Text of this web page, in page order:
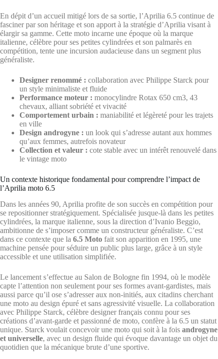
En dépit d’un accueil mitigé lors de sa sortie, l’Aprilia 6.5 continue de
fasciner par son héritage et son apport à la stratégie d’Aprilia visant à
élargir sa gamme. Cette moto incarne une époque où la marque
italienne, célèbre pour ses petites cylindrées et son palmarès en
compétition, tente une incursion audacieuse dans un segment plus
généraliste.
Designer renommé : collaboration avec Philippe Starck pour
un style minimaliste et fluide
Performance moteur : monocylindre Rotax 650 cm3, 43
chevaux, alliant sobriété et vivacité
Comportement urbain : maniabilité et légèreté pour les trajets
en ville
Design androgyne : un look qui s’adresse autant aux hommes
qu’aux femmes, autrefois novateur
Collection et valeur : cote stable avec un intérêt renouvelé dans
le vintage moto
Un contexte historique fondamental pour comprendre l’impact de
l’Aprilia moto 6.5
Dans les années 90, Aprilia profite de son succès en compétition pour
se repositionner stratégiquement. Spécialisée jusque-là dans les petites
cylindrées, la marque italienne, sous la direction d’Ivanio Beggio,
ambitionne de s’imposer comme un constructeur généraliste. C’est
dans ce contexte que la 6.5 Moto fait son apparition en 1995, une
machine pensée pour séduire un public plus large, grâce à un style
accessible et une utilisation simplifiée.
Le lancement s’effectue au Salon de Bologne fin 1994, où le modèle
capte l’attention non seulement pour ses formes avant-gardistes, mais
aussi parce qu’il ose s’adresser aux non-initiés, aux citadins cherchant
une moto au design épuré et sans agressivité visuelle. La collaboration
avec Philippe Starck, célèbre designer français connu pour ses
créations d’avant-garde et passionné de moto, confère à la 6.5 un statut
unique. Starck voulait concevoir une moto qui soit à la fois androgyne
et universelle, avec un design fluide qui évoque davantage un objet du
quotidien que la mécanique brute d’une sportive.